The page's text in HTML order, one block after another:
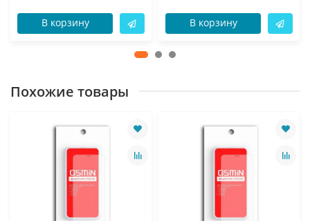
В корзину В корзину
Похожие товары